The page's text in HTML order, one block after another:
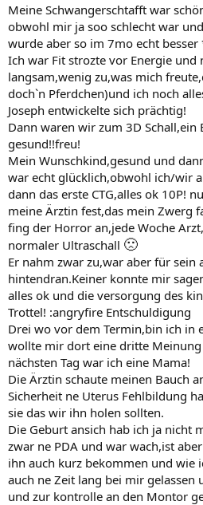
Meine Schwangerschtafft war
obwohl mir ja soo schlecht war
wurde aber so im 7mo echt
Ich war Fit strozte vor Energie und
langsam,wenig zu,was mich
doch`n Pferdchen)und ich noch
Joseph entwickelte sich prächtig!
Dann waren wir zum 3D
gesund!!freu!
Mein Wunschkind,gesund und
war echt glücklich,obwohl ich/wir
dann das erste CTG,alles ok 10P!
meine Ärztin fest,das mein Zwerg
fing der Horror an,jede Woche
normaler Ultraschall 🙁
Er nahm zwar zu,war aber für sein
hintendran.Keiner konnte mir
alles ok und die versorgung des
Trottel! :angryfire Entschuldigung
Drei wo vor dem Termin,bin ich in
wollte mir dort eine dritte Meinung
nächsten Tag war ich eine Mama!
Die Ärztin schaute meinen Bauch
Sicherheit ne Uterus Fehlbildung
sie das wir ihn holen sollten.
Die Geburt ansich hab ich ja nicht
zwar ne PDA und war wach,ist
ihn auch kurz bekommen und wie
auch ne Zeit lang bei mir gelassen
und zur kontrolle an den Montor